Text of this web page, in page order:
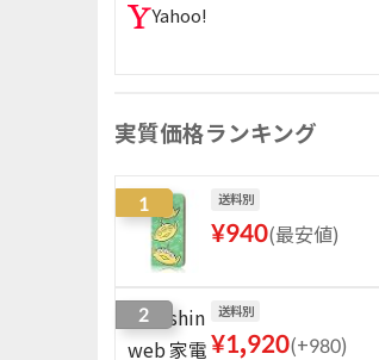
Yahoo!
実質価格ランキング
1 送料別
¥940(最安値)
2 送料別
¥1,920(+980)